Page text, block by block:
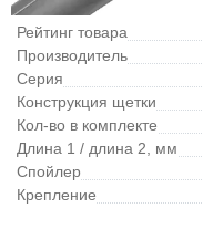
Рейтинг товара
Производитель
Серия
Конструкция щетки
Кол-во в комплекте
Длина 1 / длина 2, мм
Спойлер
Крепление